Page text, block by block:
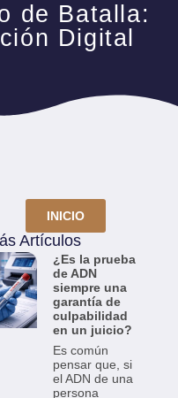
de Batalla:
Digital
INICIO
Artículos
¿Es la prueba
de ADN
siempre una
garantía de
culpabilidad
en un juicio?
Es común
pensar que, si
el ADN de una
persona